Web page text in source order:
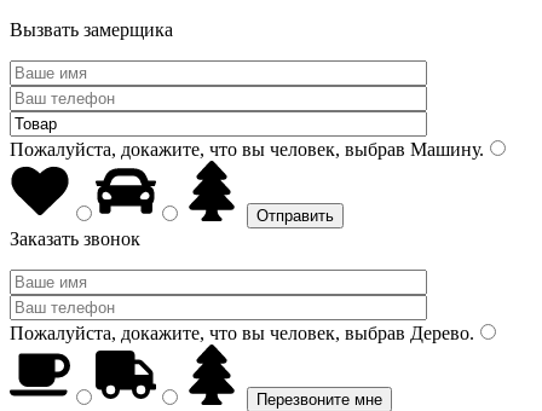
Вызвать замерщика
Пожалуйста, докажите, что вы человек, выбрав Машину.
Заказать звонок
Пожалуйста, докажите, что вы человек, выбрав Дерево.